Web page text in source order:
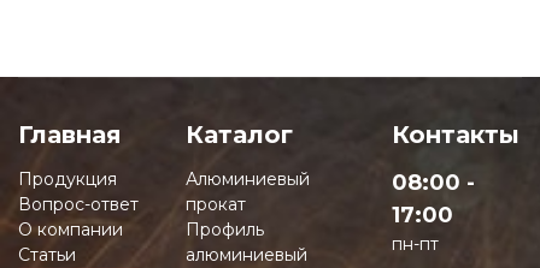
Главная
Продукция
Вопрос-ответ
О компании
Статьи
Каталог
Алюминиевый
прокат
Профиль
алюминиевый
Контакты
08:00 -
17:00
пн-пт